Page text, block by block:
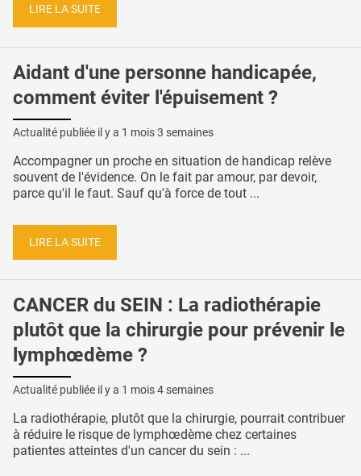
LIRE LA SUITE
Aidant d'une personne handicapée,
comment éviter l'épuisement ?
Actualité publiée il y a 1 mois 3 semaines
Accompagner un proche en situation de handicap relève
souvent de l'évidence. On le fait par amour, par devoir,
parce qu'il le faut. Sauf qu'à force de tout ...
LIRE LA SUITE
CANCER du SEIN : La radiothérapie
plutôt que la chirurgie pour prévenir le
lymphœdème ?
Actualité publiée il y a 1 mois 4 semaines
La radiothérapie, plutôt que la chirurgie, pourrait contribuer
à réduire le risque de lymphœdème chez certaines
patientes atteintes d'un cancer du sein : ...